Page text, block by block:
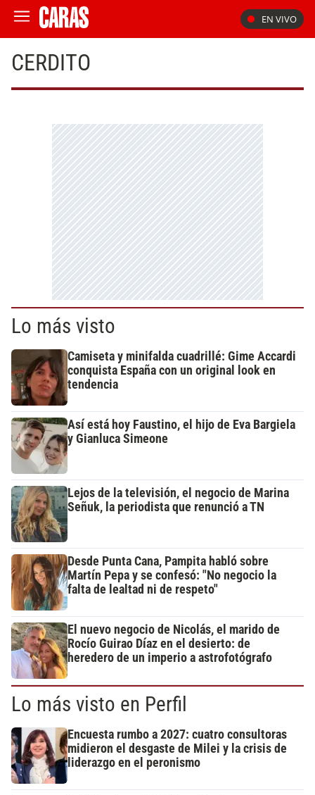
EN VIVO
CERDITO
Lo más visto
Camiseta y minifalda cuadrillé: Gime Accardi
conquista España con un original look en
tendencia
Así está hoy Faustino, el hijo de Eva Bargiela
y Gianluca Simeone
Lejos de la televisión, el negocio de Marina
Señuk, la periodista que renunció a TN
Desde Punta Cana, Pampita habló sobre
Martín Pepa y se confesó: "No negocio la
falta de lealtad ni de respeto"
El nuevo negocio de Nicolás, el marido de
Rocío Guirao Díaz en el desierto: de
heredero de un imperio a astrofotógrafo
Lo más visto en Perfil
Encuesta rumbo a 2027: cuatro consultoras
midieron el desgaste de Milei y la crisis de
liderazgo en el peronismo